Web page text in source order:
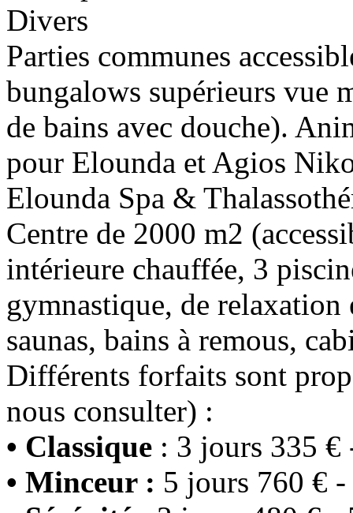
Divers
Parties communes
bungalows supérieurs vue
de bains avec douche).
pour Elounda et Agios
Elounda Spa &
Centre de 2000 m2
intérieure chauffée, 3
gymnastique, de relaxation
saunas, bains à remous,
Différents forfaits sont
nous consulter) :
• Classique : 3 jours 335
• Minceur : 5 jours 760 €